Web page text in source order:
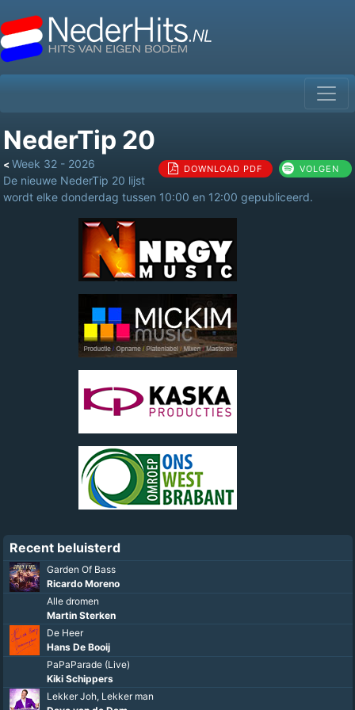
NederTip 20
< Week 32 - 2026 VOLGEN
DOWNLOAD PDF
De nieuwe NederTip 20 lijst
wordt elke donderdag tussen 10:00 en 12:00 gepubliceerd.
Recent beluisterd
Garden Of Bass
Ricardo Moreno
Alle dromen
Martin Sterken
De Heer
Hans De Booij
PaPaParade (Live)
Kiki Schippers
Lekker Joh, Lekker man